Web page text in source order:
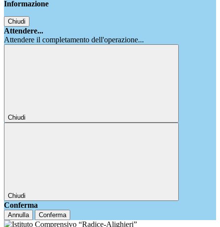
Informazione
Chiudi
Attendere...
Attendere il completamento dell'operazione...
Chiudi
Chiudi
Conferma
Annulla Conferma